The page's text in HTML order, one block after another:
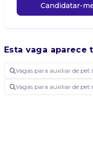
Candidatar-
Esta vaga aparece
Vagas para auxiliar de pet
Vagas para auxiliar de